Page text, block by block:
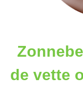
de vette